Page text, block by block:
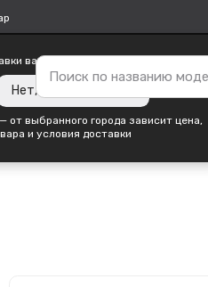
ваших покупок —
Нет, изменить город
от выбранного города зависит цена,
и условия доставки